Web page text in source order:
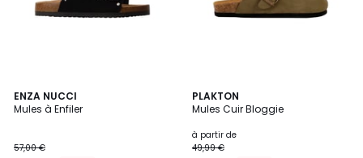
ENZA NUCCI
Mules à Enfiler
57,00 €
PLAKTON
Mules Cuir Bloggie
à partir de
49,99 €
4
Couleurs